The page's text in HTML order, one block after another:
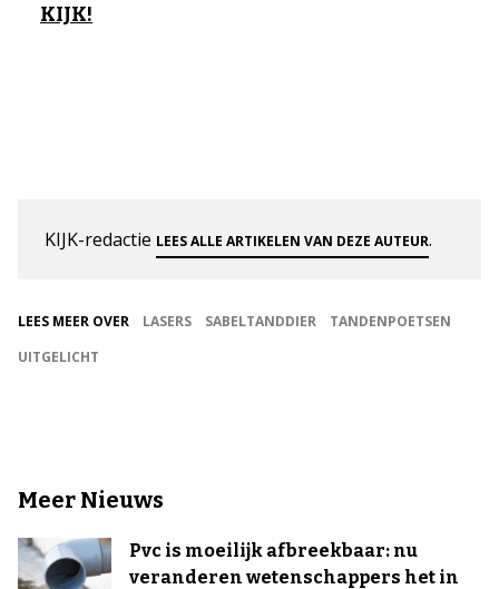
KIJK!
KIJK-redactie LEES ALLE ARTIKELEN VAN DEZE AUTEUR.
LEES MEER OVER LASERS SABELTANDDIER
TANDENPOETSEN
UITGELICHT
Meer Nieuws
Pvc is moeilijk afbreekbaar: nu
veranderen wetenschappers het in